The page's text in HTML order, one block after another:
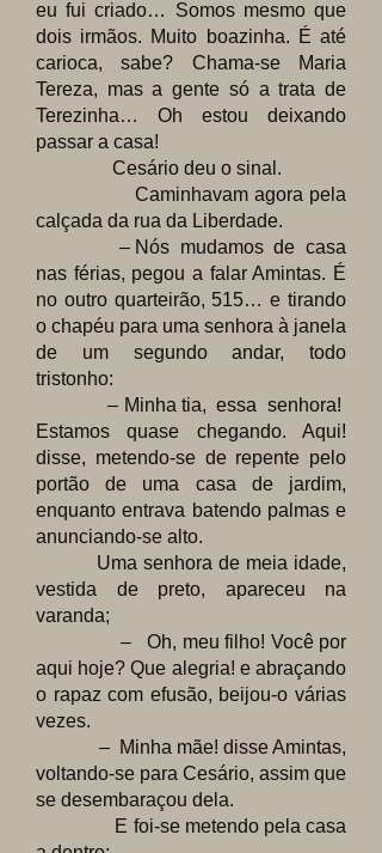
eu fui criado… Somos mesmo que
dois irmãos. Muito boazinha. É até
carioca, sabe? Chama-se Maria
Tereza, mas a gente só a trata de
Terezinha… Oh estou deixando
passar a casa!
Cesário deu o sinal.
Caminhavam agora pela
calçada da rua da Liberdade.
– Nós mudamos de casa
nas férias, pegou a falar Amintas. É
no outro quarteirão, 515… e tirando
o chapéu para uma senhora à janela
de um segundo andar, todo
tristonho:
– Minha tia, essa senhora!
Estamos quase chegando. Aqui!
disse, metendo-se de repente pelo
portão de uma casa de jardim,
enquanto entrava batendo palmas e
anunciando-se alto.
Uma senhora de meia idade,
vestida de preto, apareceu na
varanda;
– Oh, meu filho! Você por
aqui hoje? Que alegria! e abraçando
o rapaz com efusão, beijou-o várias
vezes.
– Minha mãe! disse Amintas,
voltando-se para Cesário, assim que
se desembaraçou dela.
E foi-se metendo pela casa